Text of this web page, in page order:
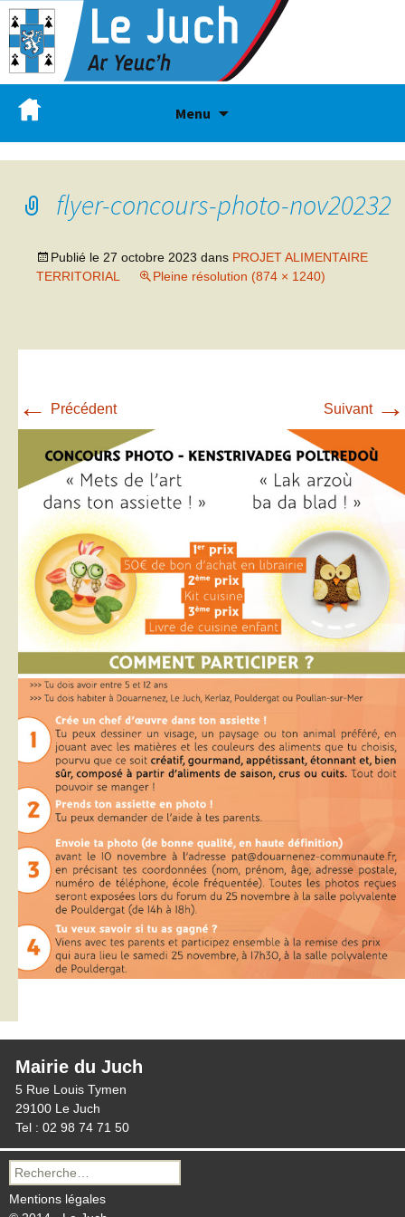
Menu
flyer-concours-photo-nov20232
Publié le 27 octobre 2023 dans PROJET ALIMENTAIRE
TERRITORIAL
Pleine résolution (874 × 1240)
← Précédent Suivant →
Mairie du Juch
5 Rue Louis Tymen
29100 Le Juch
Tel : 02 98 74 71 50
Recherche
pour :
Mentions légales